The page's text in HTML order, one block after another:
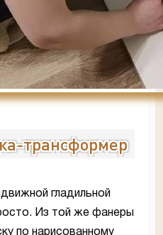
трансформер
гладильной
Из той же фанеры
по нарисованному